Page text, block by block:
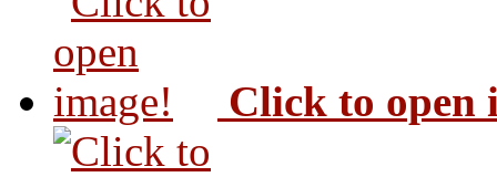
Click to open